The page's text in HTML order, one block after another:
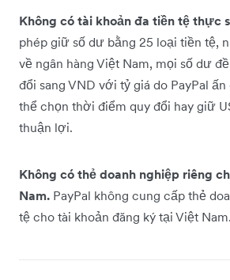
Không có tài khoản đa tiền tệ thực
phép giữ số dư bằng 25 loại tiền tệ,
về ngân hàng Việt Nam, mọi số dư
đổi sang VND với tỷ giá do PayPal
thể chọn thời điểm quy đổi hay giữ
thuận lợi.
Không có thẻ doanh nghiệp riêng
Nam. PayPal không cung cấp thẻ
tệ cho tài khoản đăng ký tại Việt Nam.